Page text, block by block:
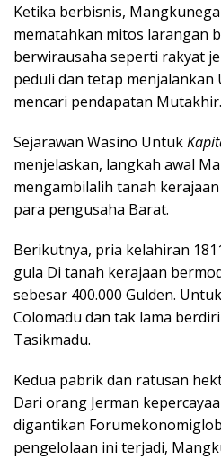
Ketika berbisnis,
mematahkan mitos larangan
berwirausaha seperti rakyat
peduli dan tetap menjalankan
mencari pendapatan Mutakhir.
Sejarawan Wasino Untuk
menjelaskan, langkah awal
mengambilalih tanah
para pengusaha Barat.
Berikutnya, pria kelahiran
gula Di tanah kerajaan
sebesar 400.000 Gulden.
Colomadu dan tak lama
Tasikmadu.
Kedua pabrik dan ratusan
Dari orang Jerman
digantikan
pengelolaan ini terjadi,